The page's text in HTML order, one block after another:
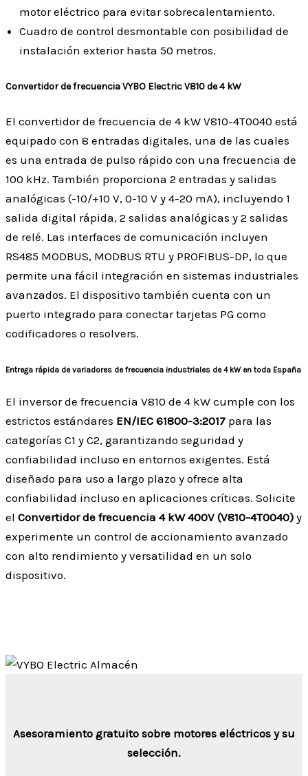
motor eléctrico para evitar sobrecalentamiento.
Cuadro de control desmontable con posibilidad de
instalación exterior hasta 50 metros.
Convertidor de frecuencia VYBO Electric V810 de 4 kW
El convertidor de frecuencia de 4 kW V810-4T0040 está
equipado con 8 entradas digitales, una de las cuales
es una entrada de pulso rápido con una frecuencia de
100 kHz. También proporciona 2 entradas y salidas
analógicas (-10/+10 V, 0-10 V y 4-20 mA), incluyendo 1
salida digital rápida, 2 salidas analógicas y 2 salidas
de relé. Las interfaces de comunicación incluyen
RS485 MODBUS, MODBUS RTU y PROFIBUS-DP, lo que
permite una fácil integración en sistemas industriales
avanzados. El dispositivo también cuenta con un
puerto integrado para conectar tarjetas PG como
codificadores o resolvers.
Entrega rápida de variadores de frecuencia industriales de 4 kW en toda España
El inversor de frecuencia V810 de 4 kW cumple con los
estrictos estándares EN/IEC 61800-3:2017 para las
categorías C1 y C2, garantizando seguridad y
confiabilidad incluso en entornos exigentes. Está
diseñado para uso a largo plazo y ofrece alta
confiabilidad incluso en aplicaciones críticas. Solicite
el Convertidor de frecuencia 4 kW 400V (V810-4T0040) y
experimente un control de accionamiento avanzado
con alto rendimiento y versatilidad en un solo
dispositivo.
Asesoramiento gratuito sobre motores eléctricos y su
selección.